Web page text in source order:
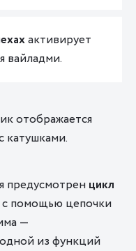
активирует
вайладми.
отображается
катушками.
предусмотрен цикл
с помощью цепочки
—
из функций